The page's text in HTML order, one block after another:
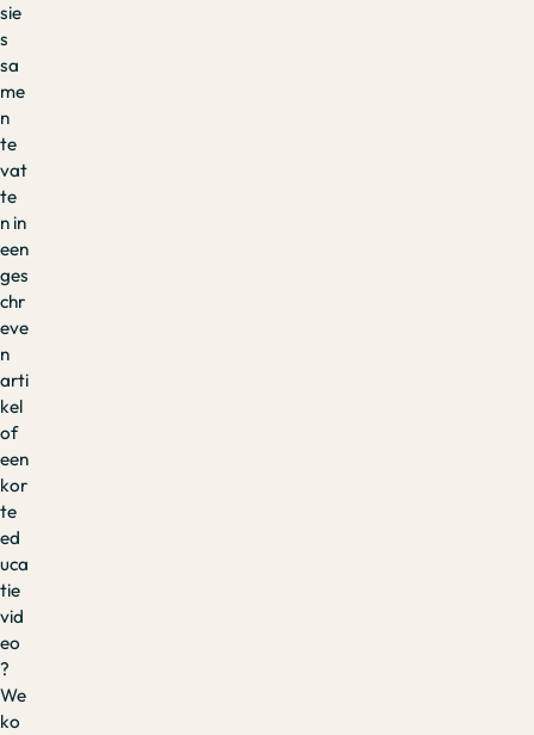
sie
s
sa
me
n
te
vat
te
n in
een
ges
chr
eve
n
arti
kel
of
een
kor
te
ed
uca
tie
vid
eo
?
We
ko